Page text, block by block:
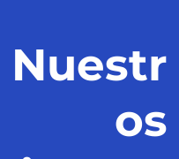
Nuestr
os